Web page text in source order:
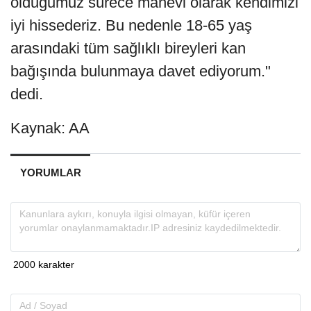
iyi hissederiz. Bu nedenle 18-65 yaş
arasındaki tüm sağlıklı bireyleri kan
bağışında bulunmaya davet ediyorum."
dedi.
Kaynak: AA
YORUMLAR